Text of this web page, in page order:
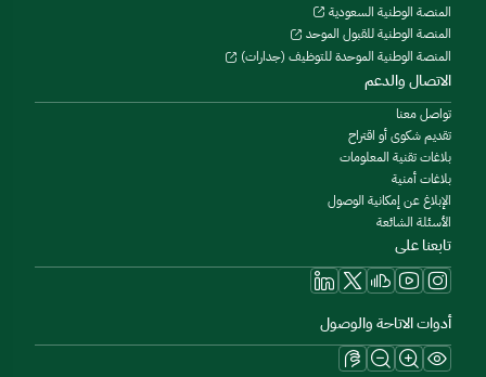
المنصة الوطنية السعودية
المنصة الوطنية للقبول الموحد
المنصة الوطنية الموحدة للتوظيف (جدارات)
الاتصال والدعم
تواصل معنا
تقديم شكوى أو اقتراح
بلاغات تقنية المعلومات
بلاغات أمنية
الإبلاغ عن إمكانية الوصول
الأسئلة الشائعة
تابعنا على
أدوات الاتاحة والوصول